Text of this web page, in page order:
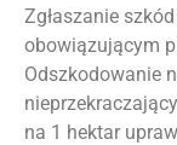
Zgłaszanie
obowiązującym
Odszkodowanie
na 1 hektar